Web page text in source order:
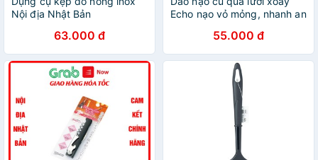
Nội địa Nhật Bản
63.000 đ
Echo nạo vỏ mỏng, nhanh an
Tetuchan Store
55.000 đ